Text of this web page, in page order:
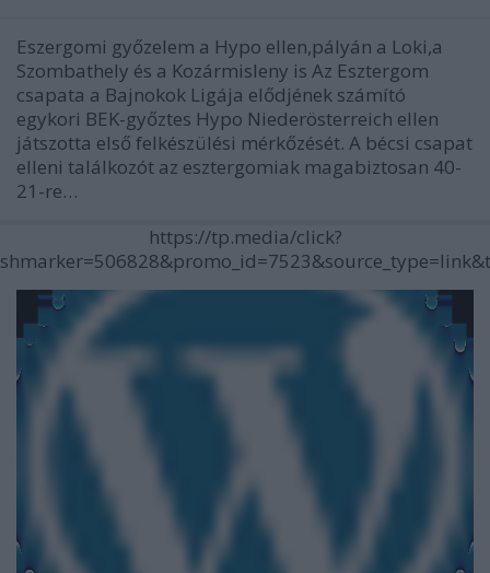
Eszergomi győzelem a Hypo ellen,pályán a Loki,a
Szombathely és a Kozármisleny is Az Esztergom
csapata a Bajnokok Ligája elődjének számító
egykori BEK-győztes Hypo Niederösterreich ellen
játszotta első felkészülési mérkőzését. A bécsi csapat
elleni találkozót az esztergomiak magabiztosan 40-
21-re…
https://tp.media/click?